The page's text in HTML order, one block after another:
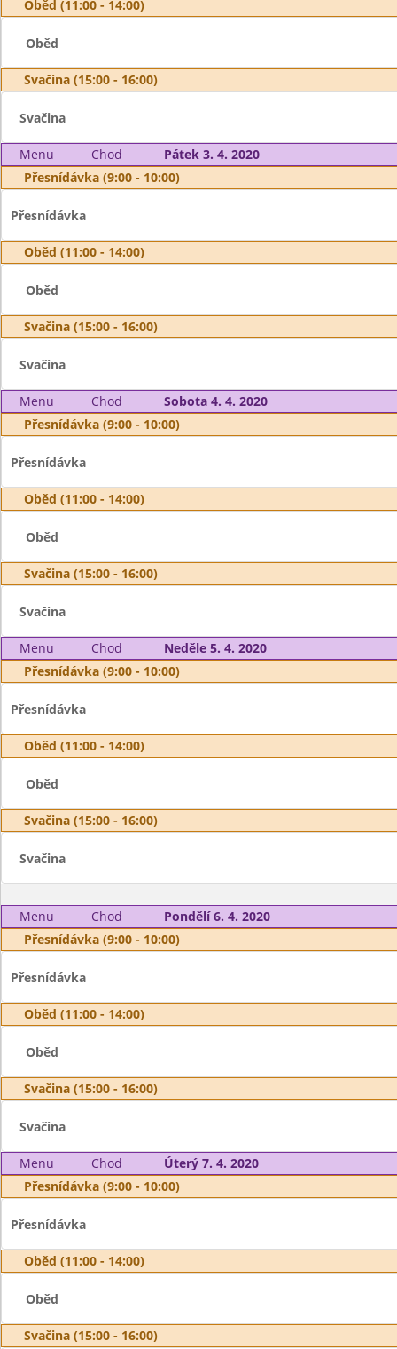
Oběd (11:00 - 14:00)
Oběd
Svačina (15:00 - 16:00)
Svačina
Menu Chod
Pátek 3. 4. 2020
Přesnídávka (9:00 - 10:00)
Přesnídávka
Oběd (11:00 - 14:00)
Oběd
Svačina (15:00 - 16:00)
Svačina
Menu Chod
Sobota 4. 4. 2020
Přesnídávka (9:00 - 10:00)
Přesnídávka
Oběd (11:00 - 14:00)
Oběd
Svačina (15:00 - 16:00)
Svačina
Menu Chod
Neděle 5. 4. 2020
Přesnídávka (9:00 - 10:00)
Přesnídávka
Oběd (11:00 - 14:00)
Oběd
Svačina (15:00 - 16:00)
Svačina
Menu Chod
Pondělí 6. 4. 2020
Přesnídávka (9:00 - 10:00)
Přesnídávka
Oběd (11:00 - 14:00)
Oběd
Svačina (15:00 - 16:00)
Svačina
Menu Chod
Úterý 7. 4. 2020
Přesnídávka (9:00 - 10:00)
Přesnídávka
Oběd (11:00 - 14:00)
Oběd
Svačina (15:00 - 16:00)